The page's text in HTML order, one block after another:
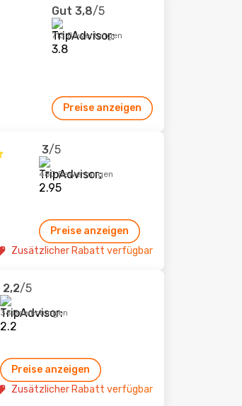
Gut 3,8/5
713 Bewertungen
Preise anzeigen
3/5
480 Bewertungen
Preise anzeigen
Zusätzlicher Rabatt verfügbar
2,2/5
36 Bewertungen
Preise anzeigen
Zusätzlicher Rabatt verfügbar